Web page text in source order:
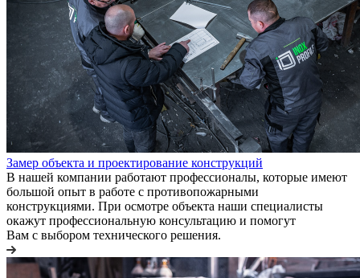
Замер объекта и проектирование конструкций
В нашей компании работают профессионалы, которые имеют
большой опыт в работе с противопожарными
конструкциями. При осмотре объекта наши специалисты
окажут профессиональную консультацию и помогут
Вам с выбором технического решения.